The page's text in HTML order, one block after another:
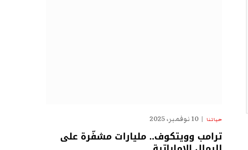
حياتنا 10 نوفمبر، 2025
ترامب وويتكوف.. مليارات مشفّرة على